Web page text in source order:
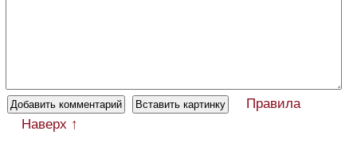
Правила
Наверх ↑